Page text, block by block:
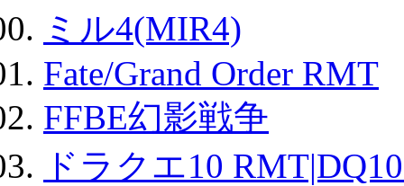
ミル4(MIR4)
Fate/Grand Order RMT
FFBE幻影戦争
ドラクエ10